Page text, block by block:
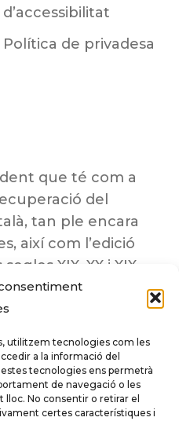
utilitzem tecnologies com les
a la informació del
tecnologies ens permetrà
de navegació o les
No consentir o retirar el
certes característiques i
d’accessibilitat
Política de privadesa
que té com a
del
tan ple encara
així com l’edició
XIX, XX i XIX
a ©Columna